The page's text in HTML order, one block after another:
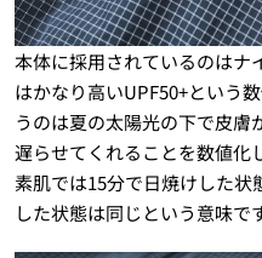
本体に採用されているのはナ
はかなり高いUPF50+という
うのは夏の太陽光の下で皮膚
遅らせてくれることを数値化
素肌では15分で日焼けした
した状態は同じという意味で